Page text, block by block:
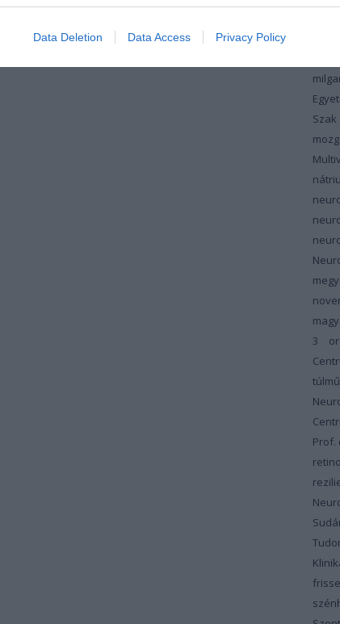
Data Deletion Data Access Privacy Policy
Szak
3
Prof.